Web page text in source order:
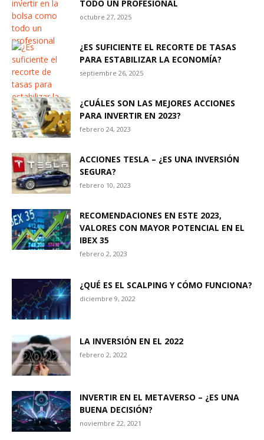
TODO UN PROFESIONAL
octubre 27, 2025
¿ES SUFICIENTE EL RECORTE DE TASAS
PARA ESTABILIZAR LA ECONOMÍA?
septiembre 26, 2025
¿CUÁLES SON LAS MEJORES ACCIONES
PARA INVERTIR EN 2023?
febrero 24, 2023
ACCIONES TESLA – ¿ES UNA INVERSIÓN
SEGURA?
febrero 10, 2023
RECOMENDACIONES EN ESTE 2023,
VALORES CON MAYOR POTENCIAL EN EL
IBEX 35
febrero 2, 2023
¿QUÉ ES EL SCALPING Y CÓMO FUNCIONA?
diciembre 9, 2022
LA INVERSIÓN EN EL 2022
febrero 2, 2022
INVERTIR EN EL METAVERSO – ¿ES UNA
BUENA DECISIÓN?
noviembre 22, 2021